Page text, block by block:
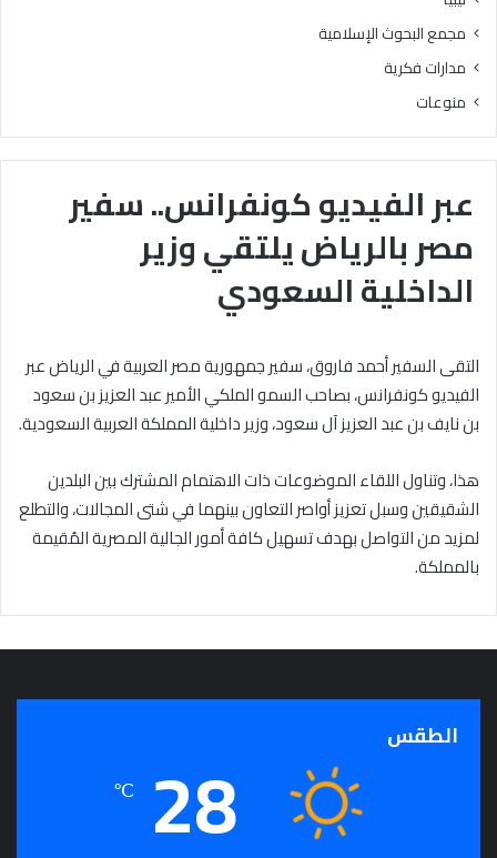
عبر الفيديو كونفرانس.. سفير
مصر بالرياض يلتقي وزير
الداخلية السعودي
التقى السفير أحمد فاروق، سفير جمهورية مصر العربية في الرياض عبر
الفيديو كونفرانس، بصاحب السمو الملكي الأمير عبد العزيز بن سعود
بن نايف بن عبد العزيز آل سعود، وزير داخلية المملكة العربية السعودية.
هذا، وتناول اللقاء الموضوعات ذات الاهتمام المشترك بين البلدين
الشقيقين وسبل تعزيز أواصر التعاون بينهما في شتى المجالات، والتطلع
لمزيد من التواصل بهدف تسهيل كافة أمور الجالية المصرية المُقيمة
بالمملكة.
مجمع البحوث الإسلامية
مدارات فكرية
منوعات
الطقس 28
℃